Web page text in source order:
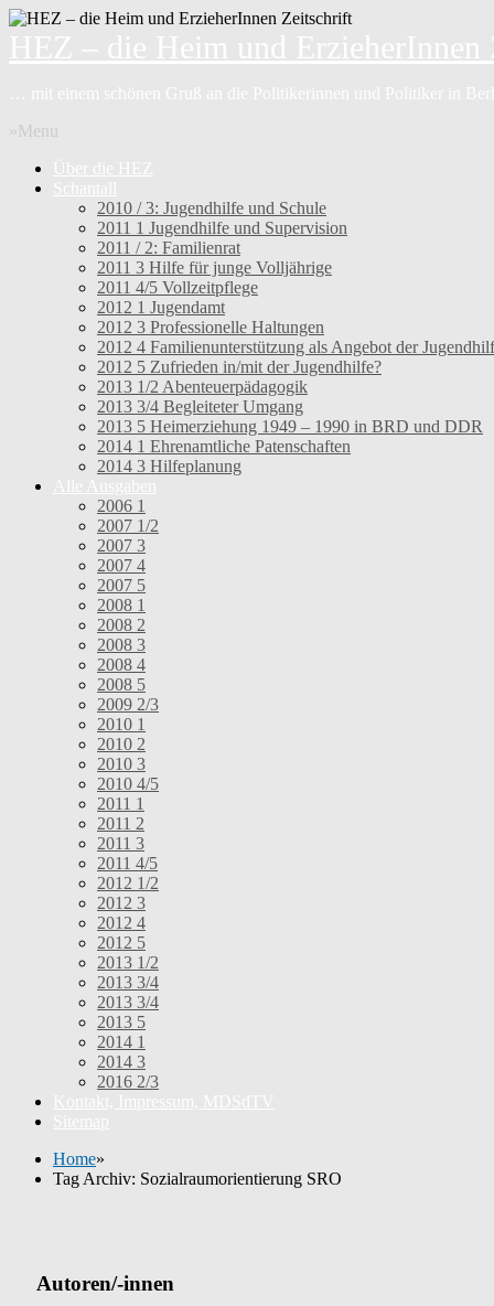
»Menu
2010 / 3: Jugendhilfe und Schule
2011 1 Jugendhilfe und Supervision
2011 / 2: Familienrat
2011 3 Hilfe für junge Volljährige
2011 4/5 Vollzeitpflege
2012 1 Jugendamt
2012 3 Professionelle Haltungen
2012 4 Familienunterstützung als Angebot der
2012 5 Zufrieden in/mit der Jugendhilfe?
2013 1/2 Abenteuerpädagogik
2013 3/4 Begleiteter Umgang
2013 5 Heimerziehung 1949 – 1990 in BRD und DDR
2014 1 Ehrenamtliche Patenschaften
2014 3 Hilfeplanung
2006 1
2007 1/2
2007 3
2007 4
2007 5
2008 1
2008 2
2008 3
2008 4
2008 5
2009 2/3
2010 1
2010 2
2010 3
2010 4/5
2011 1
2011 2
2011 3
2011 4/5
2012 1/2
2012 3
2012 4
2012 5
2013 1/2
2013 3/4
2013 3/4
2013 5
2014 1
2014 3
2016 2/3
Home»
Tag Archiv: Sozialraumorientierung SRO
Autoren/-innen